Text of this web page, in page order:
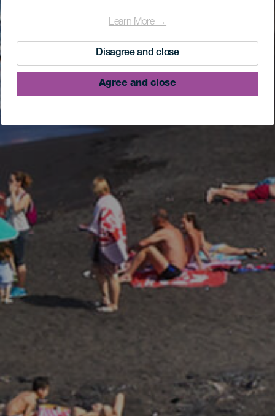
Learn More →
Disagree and close
Agree and close